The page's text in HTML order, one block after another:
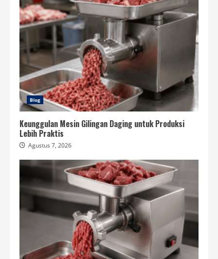
Blog
Keunggulan Mesin Gilingan Daging untuk Produksi
Lebih Praktis
Agustus 7, 2026